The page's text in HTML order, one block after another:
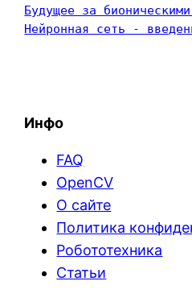
Будущее за
Нейронная сеть -
Инфо
FAQ
OpenCV
О сайте
Политика
Робототехника
Статьи